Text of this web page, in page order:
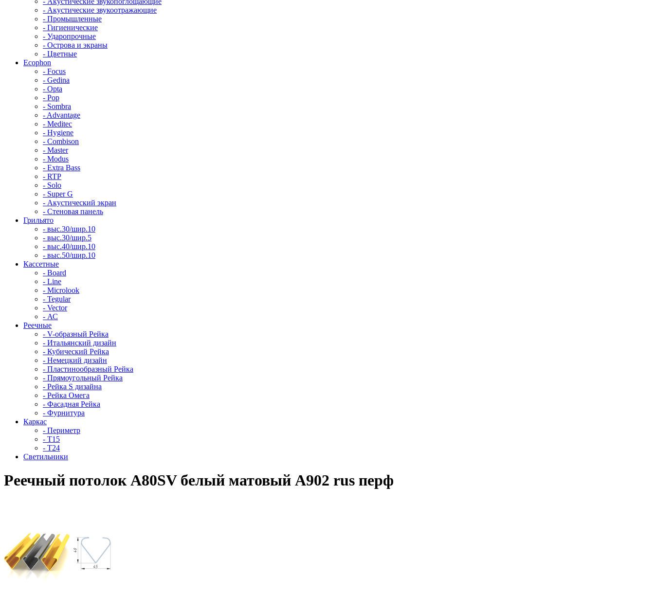
- Акустические звукоотражающие
- Промышленные
- Гигиенические
- Ударопрочные
- Острова и экраны
- Цветные
Ecophon
- Focus
- Gedina
- Opta
- Pop
- Sombra
- Advantage
- Meditec
- Hygiene
- Combison
- Master
- Modus
- Extra Bass
- RTP
- Solo
- Super G
- Акустический экран
- Стеновая панель
Грильято
- выс.30/шир.10
- выс.30/шир.5
- выс.40/шир.10
- выс.50/шир.10
Кассетные
- Board
- Line
- Microlook
- Tegular
- Vector
- АС
Реечные
- V-образный Рейка
- Итальянский дизайн
- Кубический Рейка
- Немецкий дизайн
- Пластинообразный Рейка
- Прямоугольный Рейка
- Рейка S дизайна
- Рейка Омега
- Фасадная Рейка
- Фурнитура
Каркас
- Периметр
- Т15
- Т24
Светильники
Реечный потолок A80SV белый матовый A902 rus перф